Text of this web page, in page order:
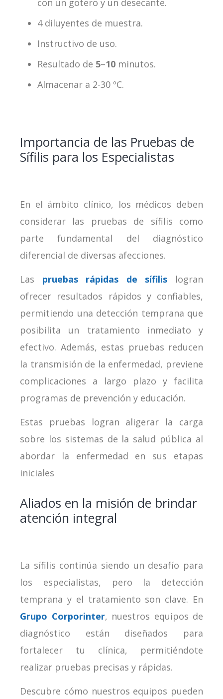
con un gotero y un desecante.
4 diluyentes de muestra.
Instructivo de uso.
Resultado de 5–10 minutos.
Almacenar a 2-30 ºC.
Importancia de las Pruebas de
Sífilis para los Especialistas
En el ámbito clínico, los médicos deben
considerar las pruebas de sífilis como
parte fundamental del diagnóstico
diferencial de diversas afecciones.
Las pruebas rápidas de sífilis logran
ofrecer resultados rápidos y confiables,
permitiendo una detección temprana que
posibilita un tratamiento inmediato y
efectivo. Además, estas pruebas reducen
la transmisión de la enfermedad, previene
complicaciones a largo plazo y facilita
programas de prevención y educación.
Estas pruebas logran aligerar la carga
sobre los sistemas de la salud pública al
abordar la enfermedad en sus etapas
iniciales
Aliados en la misión de brindar
atención integral
La sífilis continúa siendo un desafío para
los especialistas, pero la detección
temprana y el tratamiento son clave. En
Grupo Corporinter, nuestros equipos de
diagnóstico están diseñados para
fortalecer tu clínica, permitiéndote
realizar pruebas precisas y rápidas.
Descubre cómo nuestros equipos pueden